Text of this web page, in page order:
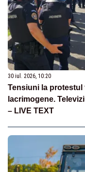
30 iul. 2026, 10:20
Tensiuni la protestul
lacrimogene.
– LIVE TEXT